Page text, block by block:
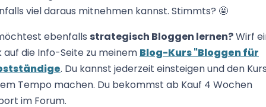
viel daraus mitnehmen kannst. Stimmts? 🤩
ebenfalls strategisch Bloggen lernen?Wirf
auf die Info-Seite zu meinem Blog-Kurs "Bloggen für
. Du kannst jederzeit einsteigen und den
Tempo machen. Du bekommst ab Kauf 4 Wochen
im Forum.